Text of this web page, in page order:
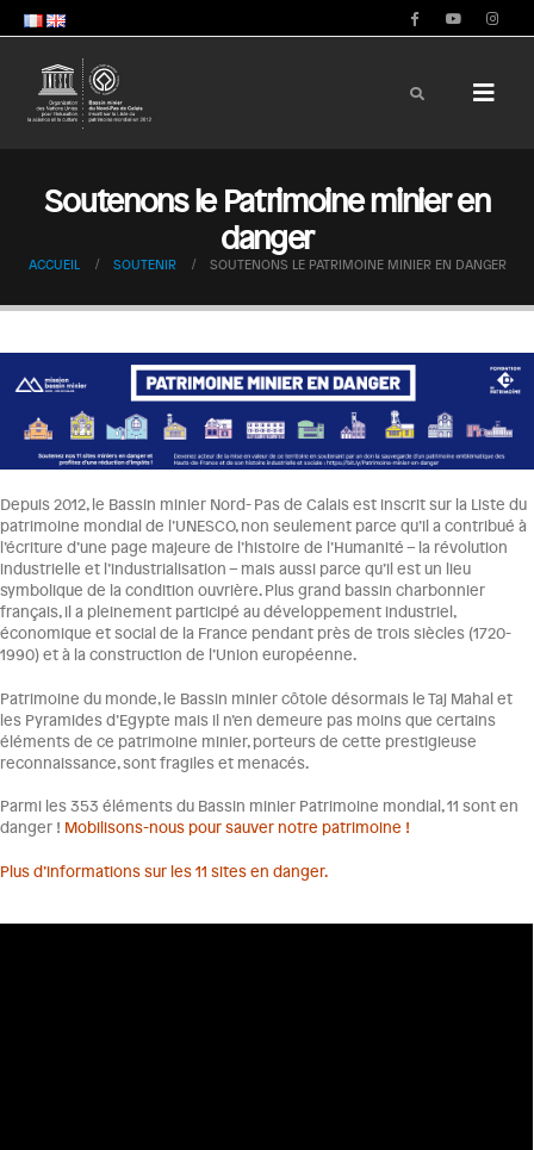
Soutenons le Patrimoine minier en
danger
ACCUEIL SOUTENIR SOUTENONS LE PATRIMOINE MINIER EN DANGER
Depuis 2012, le Bassin minier Nord- Pas de Calais est inscrit sur la Liste du
patrimoine mondial de l’UNESCO, non seulement parce qu’il a contribué à
l’écriture d’une page majeure de l’histoire de l’Humanité – la révolution
industrielle et l’industrialisation – mais aussi parce qu’il est un lieu
symbolique de la condition ouvrière. Plus grand bassin charbonnier
français, il a pleinement participé au développement industriel,
économique et social de la France pendant près de trois siècles (1720-
1990) et à la construction de l’Union européenne.
Patrimoine du monde, le Bassin minier côtoie désormais le Taj Mahal et
les Pyramides d’Egypte mais il n’en demeure pas moins que certains
éléments de ce patrimoine minier, porteurs de cette prestigieuse
reconnaissance, sont fragiles et menacés.
Parmi les 353 éléments du Bassin minier Patrimoine mondial, 11 sont en
danger ! Mobilisons-nous pour sauver notre patrimoine !
Plus d’informations sur les 11 sites en danger.